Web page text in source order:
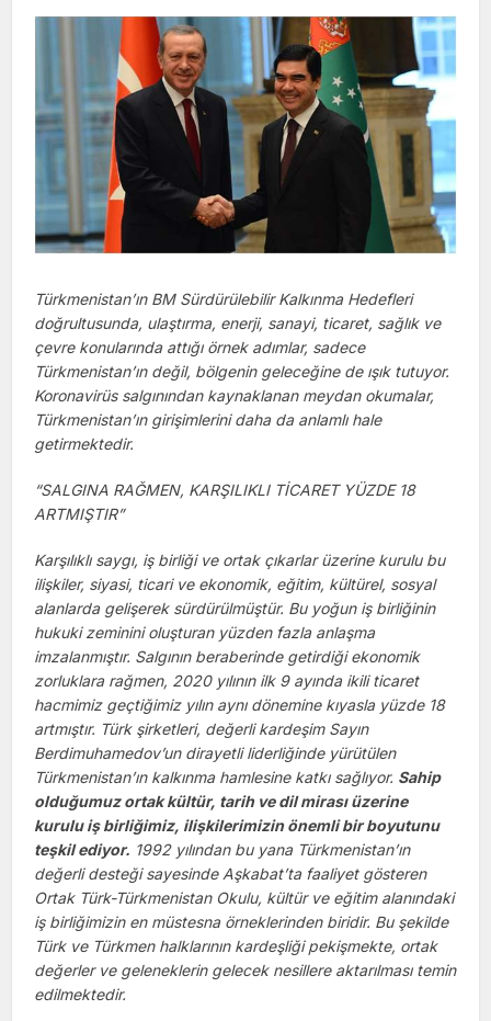
Türkmenistan’ın BM Sürdürülebilir Kalkınma Hedefleri
doğrultusunda, ulaştırma, enerji, sanayi, ticaret, sağlık ve
çevre konularında attığı örnek adımlar, sadece
Türkmenistan’ın değil, bölgenin geleceğine de ışık tutuyor.
Koronavirüs salgınından kaynaklanan meydan okumalar,
Türkmenistan’ın girişimlerini daha da anlamlı hale
getirmektedir.
“SALGINA RAĞMEN, KARŞILIKLI TİCARET YÜZDE 18
ARTMIŞTIR”
Karşılıklı saygı, iş birliği ve ortak çıkarlar üzerine kurulu bu
ilişkiler, siyasi, ticari ve ekonomik, eğitim, kültürel, sosyal
alanlarda gelişerek sürdürülmüştür. Bu yoğun iş birliğinin
hukuki zeminini oluşturan yüzden fazla anlaşma
imzalanmıştır. Salgının beraberinde getirdiği ekonomik
zorluklara rağmen, 2020 yılının ilk 9 ayında ikili ticaret
hacmimiz geçtiğimiz yılın aynı dönemine kıyasla yüzde 18
artmıştır. Türk şirketleri, değerli kardeşim Sayın
Berdimuhamedov’un dirayetli liderliğinde yürütülen
Türkmenistan’ın kalkınma hamlesine katkı sağlıyor. Sahip
olduğumuz ortak kültür, tarih ve dil mirası üzerine
kurulu iş birliğimiz, ilişkilerimizin önemli bir boyutunu
teşkil ediyor. 1992 yılından bu yana Türkmenistan’ın
değerli desteği sayesinde Aşkabat’ta faaliyet gösteren
Ortak Türk-Türkmenistan Okulu, kültür ve eğitim alanındaki
iş birliğimizin en müstesna örneklerinden biridir. Bu şekilde
Türk ve Türkmen halklarının kardeşliği pekişmekte, ortak
değerler ve geleneklerin gelecek nesillere aktarılması temin
edilmektedir.